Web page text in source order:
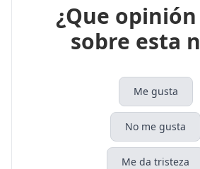
¿Que
sobre esta
Me gusta
No me gusta
Me da tristeza